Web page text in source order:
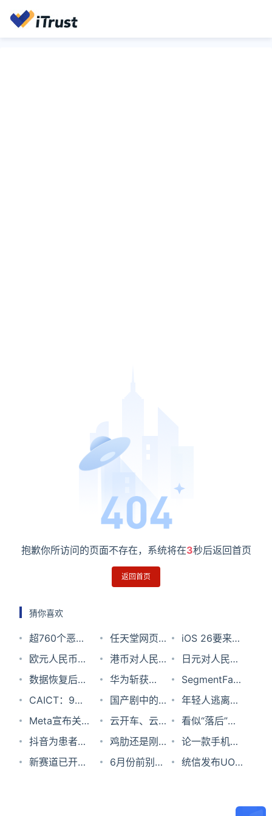
抱歉你所访问的页面不存在，系统将在3秒后返回首页
返回首页
猜你喜欢
超760个恶意
安卓应用大爆
发：隔空盗刷
信用卡
任天堂网页商
店服务异常！
现已转为维护
状态
iOS 26要来
了！苹果CEO
库克预告
WWDC：一
会见
欧元人民币汇
率2024年7月
27日
港币对人民币
汇率2023年
10月7日
日元对人民币
汇率2023年8
月22日
数据恢复后文
件打开乱码怎
么办？
华为斩获
GLOMO和GTI
多项大奖，彰
显行业硬实
力！
SegmentFault
思否技术周刊
Vol.80 — 玩
转新时代前端
构建工具
CAICT：9月
份国内市场
5G手机出货
量为1510万
国产剧中的姐
弟CP，仿佛
早年霸总的
“性转版”
年轻人逃离制
造业 | 劳资观
察
Meta宣布关
闭面部识别系
统，删除超10
云开车、云逛
街，云开窗，
还有什么不能
看似“落后”的
28纳米工艺怎
么突然又火
抖音为患者与
医生架起了沟
鸡肋还是刚
需？手机上那
论一款手机正
确的堆料方
新赛道已开
6月份前别想
统信发布UOS
市场 生态日益